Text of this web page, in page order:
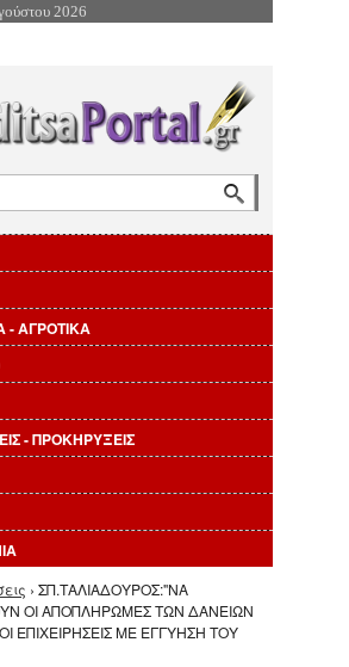
στην Πλοήγηση
2026
- ΑΓΡΟΤΙΚΑ
- ΠΡΟΚΗΡΥΞΕΙΣ
› ΣΠ.ΤΑΛΙΑΔΟΥΡΟΣ:"ΝΑ
ΟΙ ΑΠΟΠΛΗΡΩΜΕΣ ΤΩΝ ΔΑΝΕΙΩΝ
ΕΠΙΧΕΙΡΗΣΕΙΣ ΜΕ ΕΓΓΥΗΣΗ ΤΟΥ